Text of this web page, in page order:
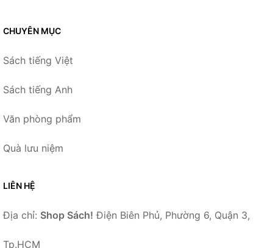
CHUYÊN MỤC
Sách tiếng Việt
Sách tiếng Anh
Văn phòng phẩm
Quà lưu niệm
LIÊN HỆ
Địa chỉ: Shop Sách! Điện Biên Phủ, Phường 6, Quận 3,
Tp.HCM